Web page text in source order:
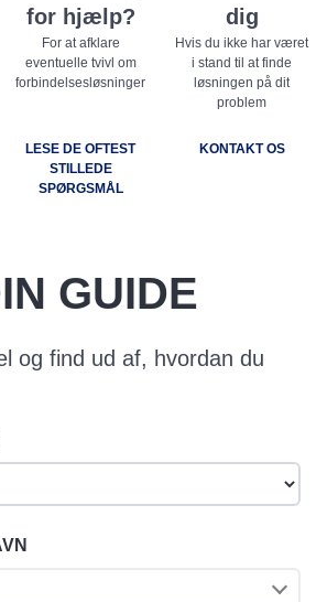
for hjælp?
For at afklare
eventuelle tvivl om
forbindelsesløsninger
dig
Hvis du ikke har været
i stand til at finde
løsningen på dit
problem
LESE DE OFTEST
STILLEDE
SPØRGSMÅL
KONTAKT OS
GUIDE
og find ud af, hvordan du